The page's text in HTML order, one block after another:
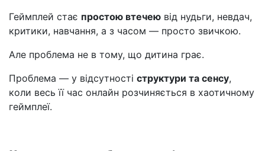
Геймплей стає простою втечею від нудьги, невдач,
критики, навчання, а з часом — просто звичкою.
Але проблема не в тому, що дитина грає.
Проблема — у відсутності структури та сенсу,
коли весь її час онлайн розчиняється в хаотичному
геймплеї.